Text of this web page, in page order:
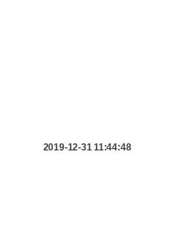
2019-12-31 11:44:48